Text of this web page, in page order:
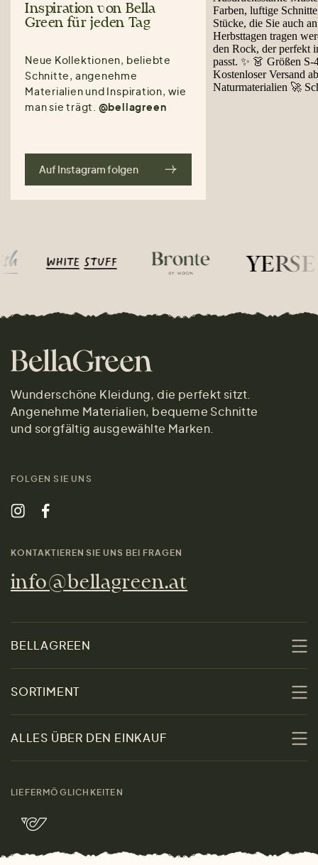
Inspiration von Bella
Green für jeden Tag
Neue Kollektionen, beliebte
Schnitte, angenehme
Materialien und Inspiration, wie
man sie trägt. @bellagreen
Auf Instagram folgen
Wunderschöne Kleidung, die perfekt sitzt.
Angenehme Materialien, bequeme Schnitte
und sorgfältig ausgewählte Marken.
FOLGEN SIE UNS
KONTAKTIEREN SIE UNS BEI FRAGEN
info@bellagreen.at
BELLAGREEN
Über uns
Nachhaltigkeit
Kontakt
Marken
Bella Green Magazin
SORTIMENT
Sale
Damen
Herren
Wohnen
ALLES ÜBER DEN EINKAUF
LIEFERMÖGLICHKEITEN